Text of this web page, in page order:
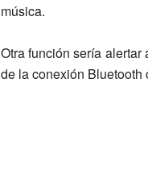
música.
Otra función sería
de la conexión Bluetooth